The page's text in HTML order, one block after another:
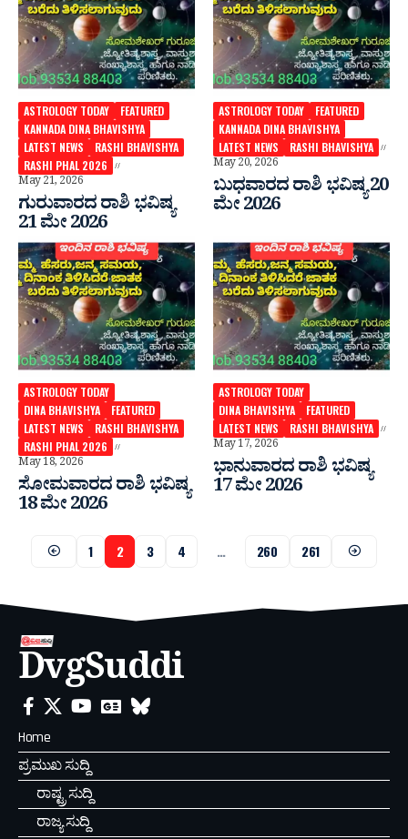
ASTROLOGY TODAY
FEATURED
KANNADA DINA BHAVISHYA
LATEST NEWS
RASHI BHAVISHYA
RASHI PHAL 2026
May 21, 2026
ಗುರುವಾರದ ರಾಶಿ ಭವಿಷ್ಯ
21 ಮೇ 2026
ASTROLOGY TODAY
FEATURED
KANNADA DINA BHAVISHYA
LATEST NEWS
RASHI BHAVISHYA
May 20, 2026
ಬುಧವಾರದ ರಾಶಿ ಭವಿಷ್ಯ 20
ಮೇ 2026
ASTROLOGY TODAY
DINA BHAVISHYA
FEATURED
LATEST NEWS
RASHI BHAVISHYA
RASHI PHAL 2026
May 18, 2026
ಸೋಮವಾರದ ರಾಶಿ ಭವಿಷ್ಯ
18 ಮೇ 2026
ASTROLOGY TODAY
DINA BHAVISHYA
FEATURED
LATEST NEWS
RASHI BHAVISHYA
May 17, 2026
ಭಾನುವಾರದ ರಾಶಿ ಭವಿಷ್ಯ
17 ಮೇ 2026
1 2 3 4 … 260 261
DvgSuddi
Home
ಪ್ರಮುಖ ಸುದ್ದಿ
ರಾಷ್ಟ್ರ ಸುದ್ದಿ
ರಾಜ್ಯ ಸುದ್ದಿ